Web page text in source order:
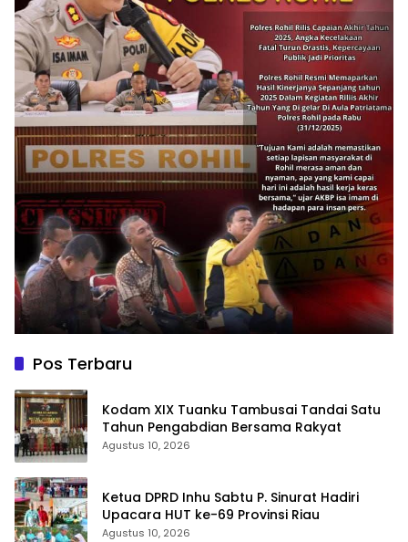
Pos Terbaru
Kodam XIX Tuanku Tambusai Tandai Satu
Tahun Pengabdian Bersama Rakyat
Agustus 10, 2026
Ketua DPRD Inhu Sabtu P. Sinurat Hadiri
Upacara HUT ke-69 Provinsi Riau
Agustus 10, 2026